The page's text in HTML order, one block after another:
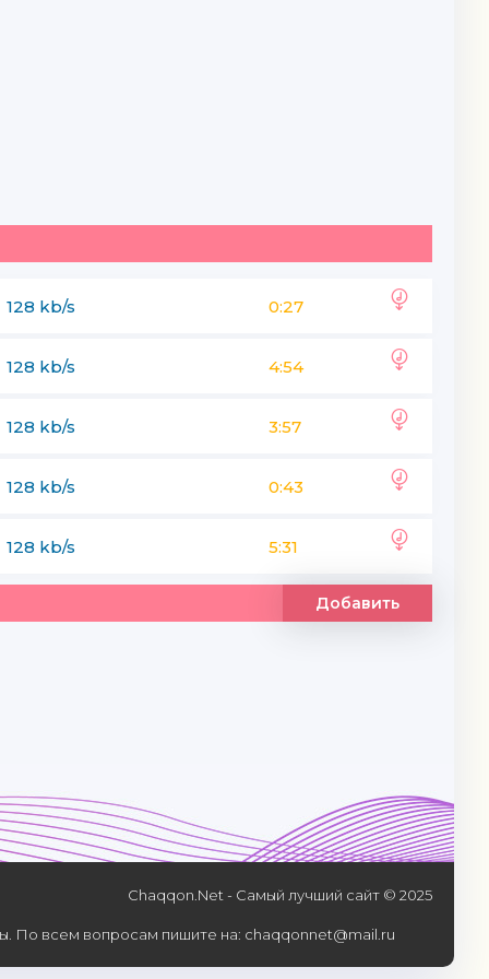
128 kb/s 0:27
128 kb/s 4:54
128 kb/s 3:57
128 kb/s 0:43
128 kb/s 5:31
Добавить
Chaqqon.Net - Самый лучший сайт © 2025
По всем вопросам пишите на: chaqqonnet@mail.ru